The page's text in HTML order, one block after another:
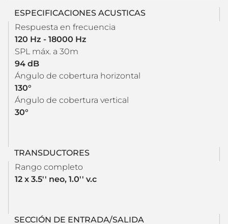
ESPECIFICACIONES ACUSTICAS
Respuesta en frecuencia
120 Hz - 18000 Hz
SPL máx. a 30m
94 dB
Ángulo de cobertura horizontal
130°
Ángulo de cobertura vertical
30°
TRANSDUCTORES
Rango completo
12 x 3.5'' neo, 1.0'' v.c
SECCIÓN DE ENTRADA/SALIDA